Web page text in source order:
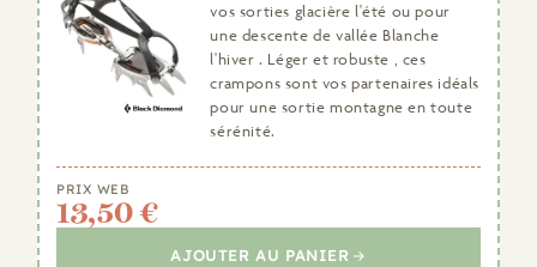
vos sorties glacière l'été ou pour
une descente de vallée Blanche
l'hiver . Léger et robuste , ces
crampons sont vos partenaires idéals
pour une sortie montagne en toute
sérénité.
PRIX WEB
13,50 €
AJOUTER AU PANIER